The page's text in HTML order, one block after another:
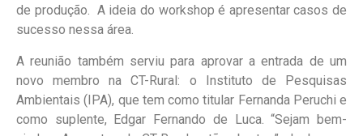
de produção. A ideia do workshop é apresentar casos de
sucesso nessa área.
A reunião também serviu para aprovar a entrada de um
novo membro na CT-Rural: o Instituto de Pesquisas
Ambientais (IPA), que tem como titular Fernanda Peruchi e
como suplente, Edgar Fernando de Luca. “Sejam bem-